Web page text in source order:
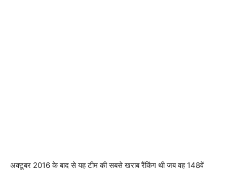
अक्टूबर 2016 के बाद से यह टीम की सबसे खराब रैंकिंग थी जब वह 148वें